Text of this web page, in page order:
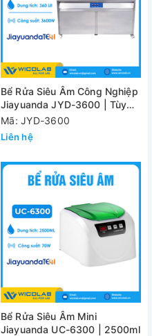
Bể Rửa Siêu Âm Công Nghiệp
Jiayuanda JYD-3600 | Tùy
Chỉnh Kích Thước
Mã: JYD-3600
Liên hệ
Bể Rửa Siêu Âm Mini
Jiayuanda UC-6300 | 2500ml